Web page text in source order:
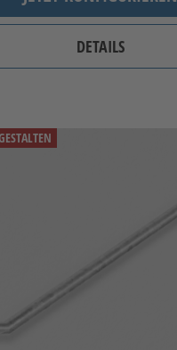
DETAILS